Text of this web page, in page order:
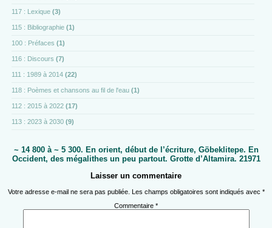
117 : Lexique (3)
115 : Bibliographie (1)
100 : Préfaces (1)
116 : Discours (7)
111 : 1989 à 2014 (22)
118 : Poèmes et chansons au fil de l'eau (1)
112 : 2015 à 2022 (17)
113 : 2023 à 2030 (9)
~ 14 800 à ~ 5 300. En orient, début de l’écriture, Göbeklitepe. En
Occident, des mégalithes un peu partout. Grotte d’Altamira. 21971
Laisser un commentaire
Votre adresse e-mail ne sera pas publiée. Les champs obligatoires sont indiqués avec *
Commentaire *